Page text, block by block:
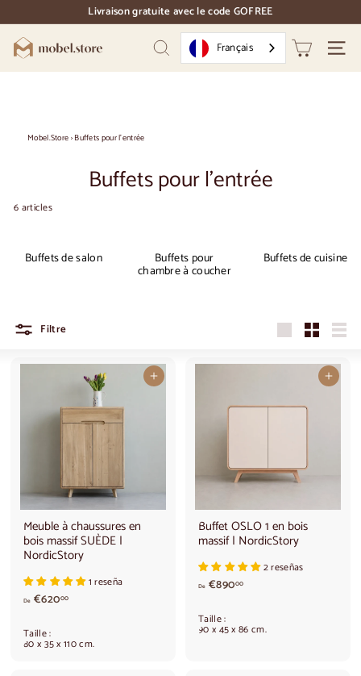
au
contenu
pause
des
diapositives
Livraison gratuite avec le code GOFREE
M
o
o
Recherche Français
Mobel.Store›Buffets pour l'entrée
Buffets pour l'entrée
6 articles
Buffets de salon Buffets pour
chambre à coucher
Buffets de cuisine
Filtre
GrandesPetit Liste
Ajouter au panier
Meuble à chaussures en
bois massif SUÈDE |
NordicStory
1 reseña
De €62000à
r
Taille :
80 x 35 x 110 cm.
Ajouter au panier
Buffet OSLO 1 en bois
massif | NordicStory
2 reseñas
De €89000A
r
Taille :
90 x 45 x 86 cm.